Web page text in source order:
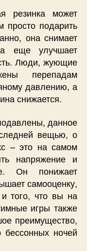
резинка может
просто подарить
она снимает
а еще улучшает
Люди, жующие
перепадам
давлению, а
снижается.
данное
вещью, о
– это на самом
напряжение и
Он понижает
самооценку,
и того, что вы на
игры также
преимущество,
бессонных ночей